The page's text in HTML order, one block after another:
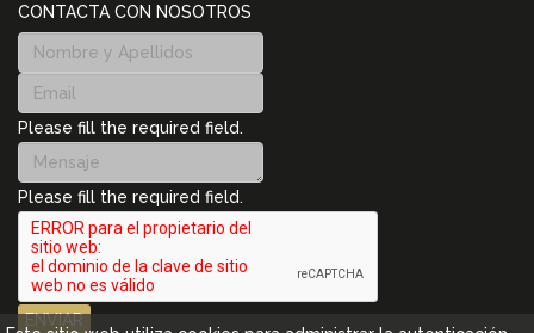
CONTACTA CON NOSOTROS
Please fill the required field.
Please fill the required field.
ENVIAR